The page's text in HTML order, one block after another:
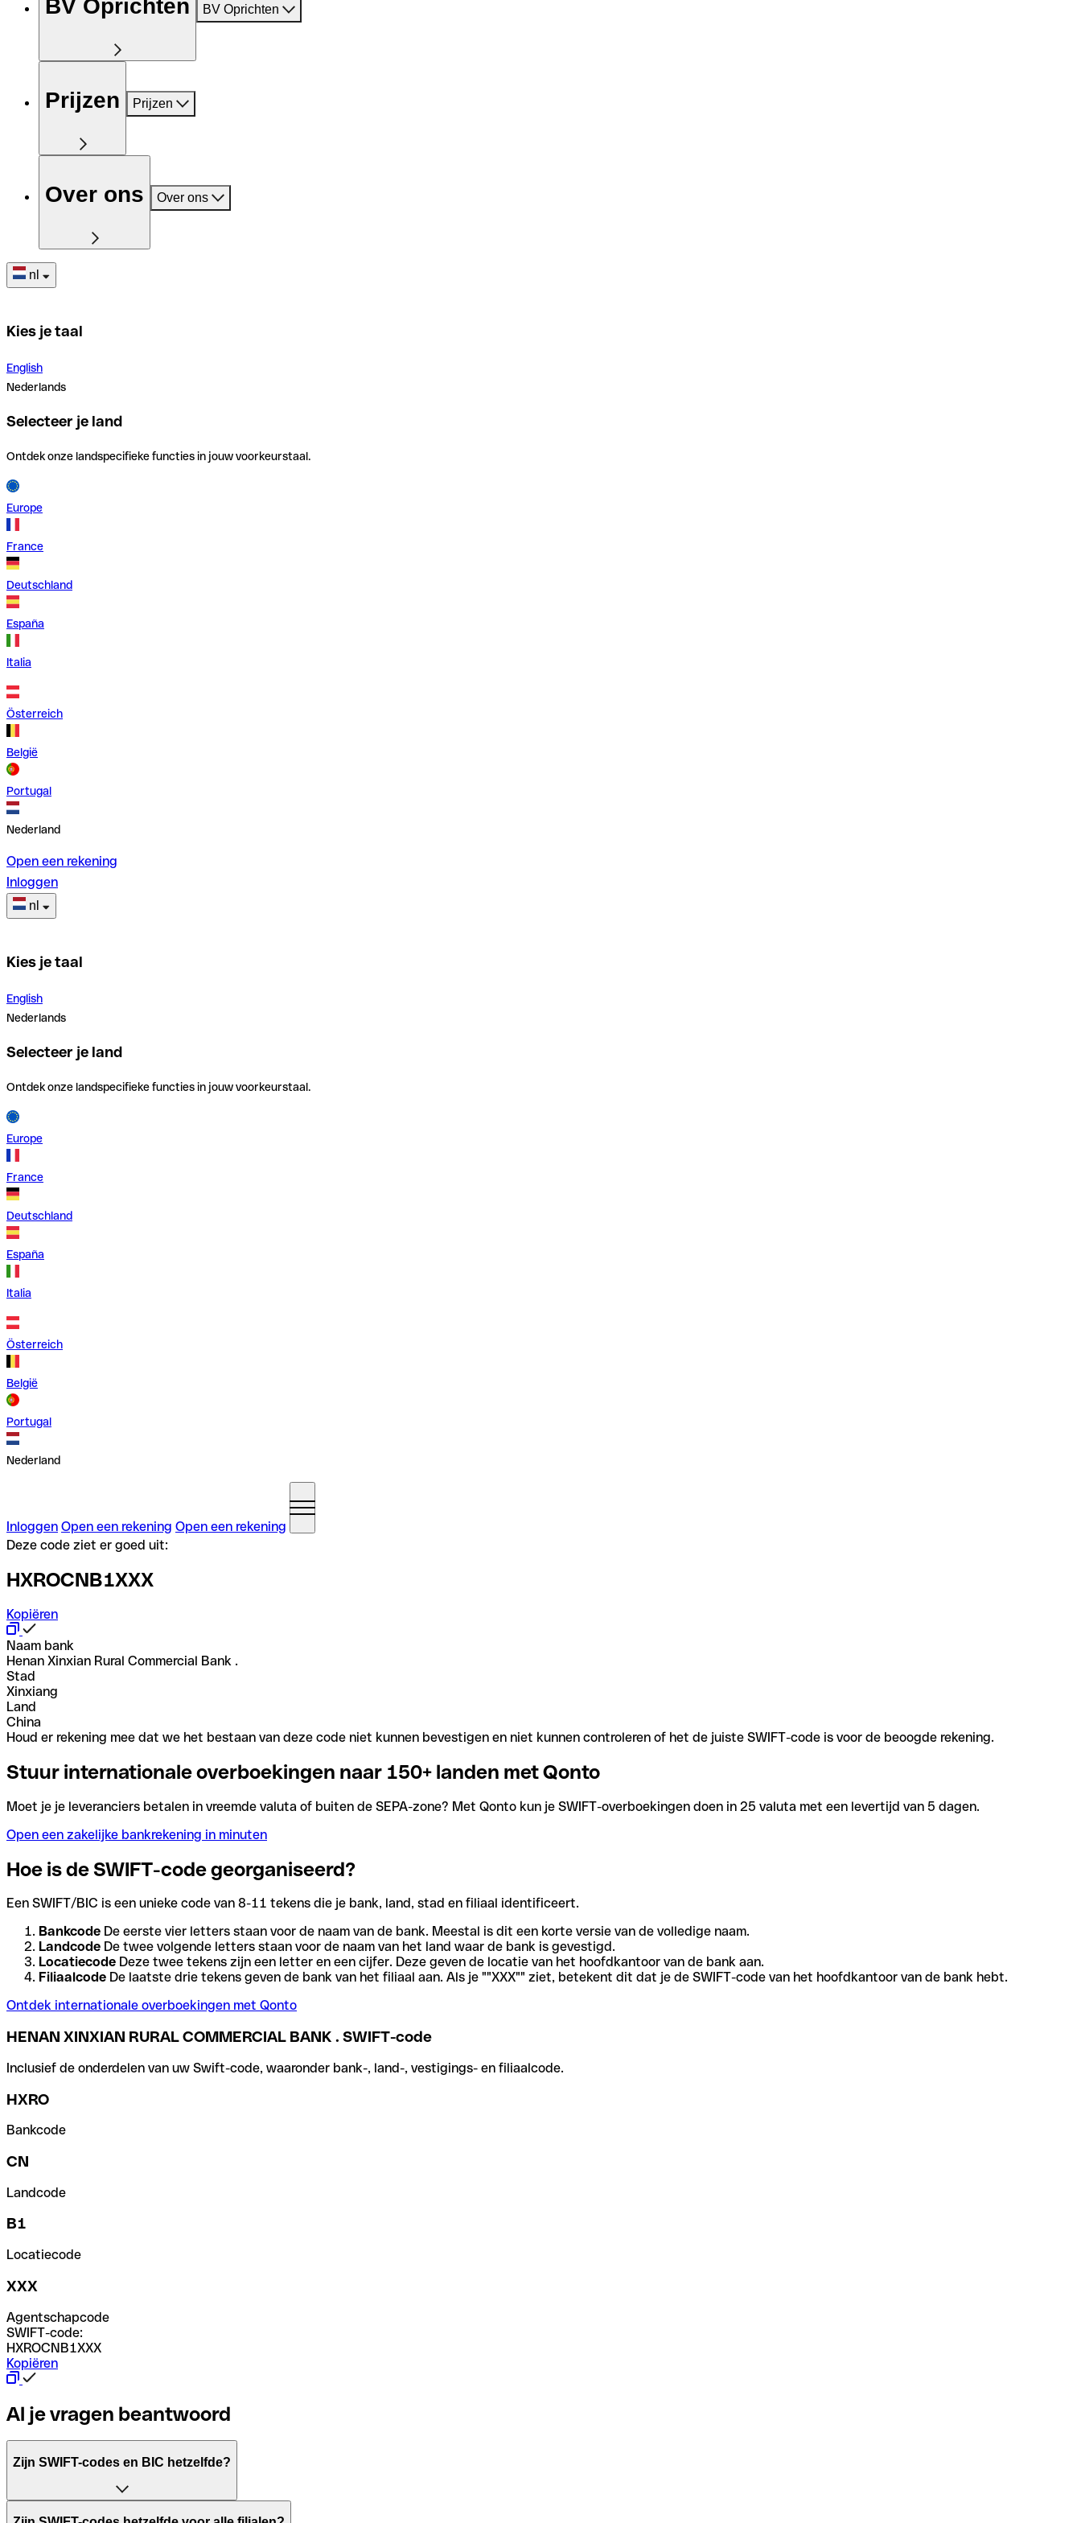
BV Oprichten BV Oprichten
Prijzen Prijzen
Over ons Over ons
nl
Kies je taal
English
Nederlands
Selecteer je land
Ontdek onze landspecifieke functies in jouw voorkeurstaal.
Europe
France
Deutschland
España
Italia
Österreich
België
Portugal
Nederland
Open een rekening
Inloggen
nl
Kies je taal
English
Nederlands
Selecteer je land
Ontdek onze landspecifieke functies in jouw voorkeurstaal.
Europe
France
Deutschland
España
Italia
Österreich
België
Portugal
Nederland
Inloggen Open een rekening Open een rekening
Deze code ziet er goed uit:
HXROCNB1XXX
Kopiëren
Naam bank
Henan Xinxian Rural Commercial Bank .
Stad
Xinxiang
Land
China
Houd er rekening mee dat we het bestaan van deze code niet kunnen bevestigen en niet kunnen controleren of het de juiste SWIFT-code is voor de beoogde rekening.
Stuur internationale overboekingen naar 150+ landen met Qonto
Moet je je leveranciers betalen in vreemde valuta of buiten de SEPA-zone? Met Qonto kun je SWIFT-overboekingen doen in 25 valuta met een levertijd van 5 dagen.
Open een zakelijke bankrekening in minuten
Hoe is de SWIFT-code georganiseerd?
Een SWIFT/BIC is een unieke code van 8-11 tekens die je bank, land, stad en filiaal identificeert.
Bankcode De eerste vier letters staan voor de naam van de bank. Meestal is dit een korte versie van de volledige naam.
Landcode De twee volgende letters staan voor de naam van het land waar de bank is gevestigd.
Locatiecode Deze twee tekens zijn een letter en een cijfer. Deze geven de locatie van het hoofdkantoor van de bank aan.
Filiaalcode De laatste drie tekens geven de bank van het filiaal aan. Als je ""XXX"" ziet, betekent dit dat je de SWIFT-code van het hoofdkantoor van de bank hebt.
Ontdek internationale overboekingen met Qonto
HENAN XINXIAN RURAL COMMERCIAL BANK . SWIFT-code
Inclusief de onderdelen van uw Swift-code, waaronder bank-, land-, vestigings- en filiaalcode.
HXRO
Bankcode
CN
Landcode
B1
Locatiecode
XXX
Agentschapcode
SWIFT-code:
HXROCNB1XXX
Kopiëren
Al je vragen beantwoord
Zijn SWIFT-codes en BIC hetzelfde?